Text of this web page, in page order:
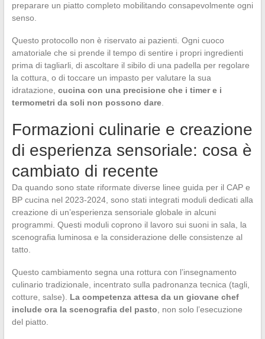
preparare un piatto completo mobilitando consapevolmente ogni
senso.
Questo protocollo non è riservato ai pazienti. Ogni cuoco
amatoriale che si prende il tempo di sentire i propri ingredienti
prima di tagliarli, di ascoltare il sibilo di una padella per regolare
la cottura, o di toccare un impasto per valutare la sua
idratazione, cucina con una precisione che i timer e i
termometri da soli non possono dare.
Formazioni culinarie e creazione
di esperienza sensoriale: cosa è
cambiato di recente
Da quando sono state riformate diverse linee guida per il CAP e
BP cucina nel 2023-2024, sono stati integrati moduli dedicati alla
creazione di un’esperienza sensoriale globale in alcuni
programmi. Questi moduli coprono il lavoro sui suoni in sala, la
scenografia luminosa e la considerazione delle consistenze al
tatto.
Questo cambiamento segna una rottura con l’insegnamento
culinario tradizionale, incentrato sulla padronanza tecnica (tagli,
cotture, salse). La competenza attesa da un giovane chef
include ora la scenografia del pasto, non solo l’esecuzione
del piatto.